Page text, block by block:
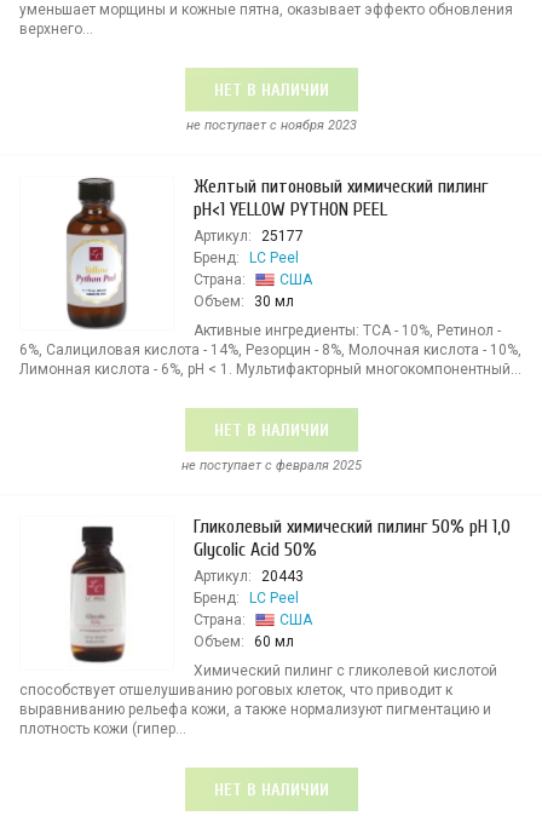
уменьшает морщины и кожные пятна, оказывает эффекто обновления
верхнего...
НЕТ В НАЛИЧИИ
не поступает c ноября 2023
Желтый питоновый химический пилинг
pH<1 YELLOW PYTHON PEEL
Артикул:
25177
Бренд:
LC Peel
Страна:
США
Объем:
30 мл
Активные ингредиенты: ТСА - 10%, Ретинол -
6%, Салициловая кислота - 14%, Резорцин - 8%, Молочная кислота - 10%,
Лимонная кислота - 6%, pH < 1. Мультифакторный многокомпонентный...
НЕТ В НАЛИЧИИ
не поступает c февраля 2025
Гликолевый химический пилинг 50% рН 1,0
Glycolic Acid 50%
Артикул:
20443
Бренд:
LC Peel
Страна:
США
Объем:
60 мл
Химический пилинг с гликолевой кислотой
способствует отшелушиванию роговых клеток, что приводит к
выравниванию рельефа кожи, а также нормализуют пигментацию и
плотность кожи (гипер...
НЕТ В НАЛИЧИИ